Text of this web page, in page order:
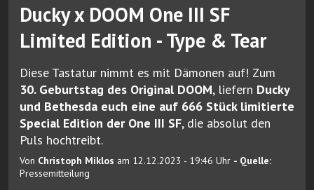
Ducky x DOOM One III SF
Limited Edition - Type & Tear
Diese Tastatur nimmt es mit Dämonen auf! Zum
30. Geburtstag des Original DOOM, liefern Ducky
und Bethesda euch eine auf 666 Stück limitierte
Special Edition der One III SF, die absolut den
Puls hochtreibt.
Von Christoph Miklos am 12.12.2023 - 19:46 Uhr - Quelle:
Pressemitteilung